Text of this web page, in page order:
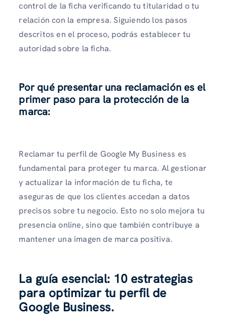
control de la ficha verificando tu titularidad o tu
relación con la empresa. Siguiendo los pasos
descritos en el proceso, podrás establecer tu
autoridad sobre la ficha.
Por qué presentar una reclamación es el
primer paso para la protección de la
marca:
Reclamar tu perfil de Google My Business es
fundamental para proteger tu marca. Al gestionar
y actualizar la información de tu ficha, te
aseguras de que los clientes accedan a datos
precisos sobre tu negocio. Esto no solo mejora tu
presencia online, sino que también contribuye a
mantener una imagen de marca positiva.
La guía esencial: 10 estrategias
para optimizar tu perfil de
Google Business.